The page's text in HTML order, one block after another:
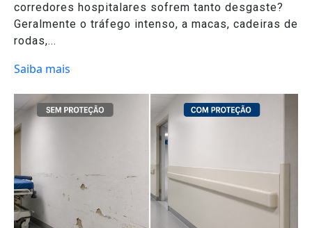
corredores hospitalares sofrem tanto desgaste?
Geralmente o tráfego intenso, a macas, cadeiras de
rodas,...
Saiba mais